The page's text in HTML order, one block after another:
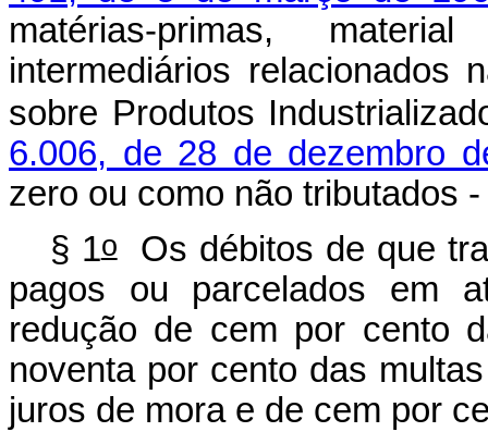
matérias-primas,
intermediários relacionados
sobre Produtos
6.006, de 28 de dezembro
zero ou como não tributados -
§ 1oOs débitos de que
pagos ou parcelados em
redução de cem por cento
noventa por cento das
juros de mora e de cem por